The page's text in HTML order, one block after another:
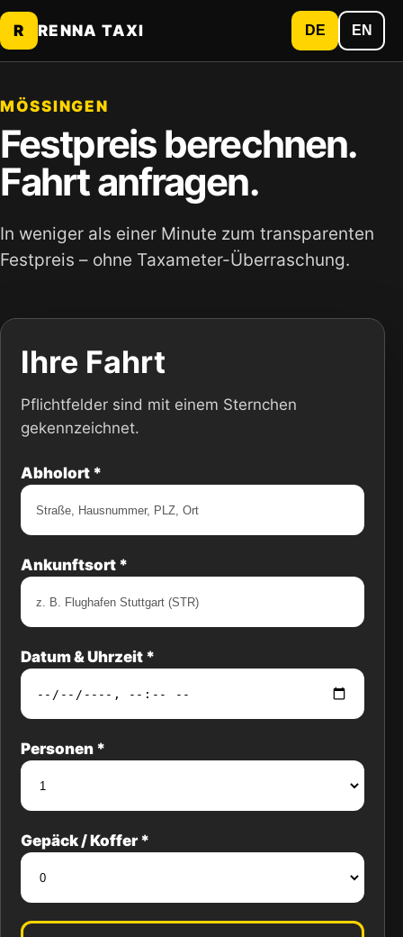
R RENNA TAXI DE EN
MÖSSINGEN
Festpreis berechnen.
Fahrt anfragen.
In weniger als einer Minute zum transparenten
Festpreis – ohne Taxameter-Überraschung.
Ihre Fahrt
Pflichtfelder sind mit einem Sternchen
gekennzeichnet.
Abholort *
Ankunftsort *
Datum & Uhrzeit *
Personen *
Gepäck / Koffer *